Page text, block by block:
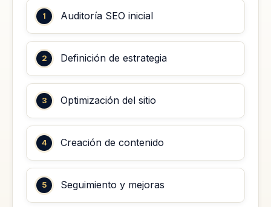
Auditoría SEO inicial
Definición de estrategia
Optimización del sitio
Creación de contenido
Seguimiento y mejoras